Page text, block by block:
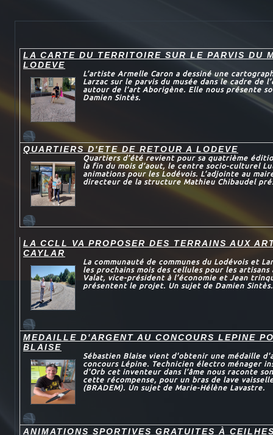
LA CARTE DU TERRITOIRE SUR LE PARVIS DU
LODEVE
L’artiste Armelle Caron a dessiné une
Larzac sur le parvis du musée dans le cadre de
autour de l’art Aborigène. Elle nous présente
Damien Sintès.
QUARTIERS D'ETE DE RETOUR A LODEVE
Quartiers d’été revient pour sa quatrième
la fin du mois d’aout, le centre socio-culturel
animations pour les Lodévois. L’adjointe au
directeur de la structure Mathieu Chibaudel
LA CCLL VA PROPOSER DES TERRAINS AUX
CAYLAR
La communauté de communes du Lodévois et
les prochains mois des cellules pour les artisans
Valat, vice-président à l’économie et Jean
présentent le projet. Un sujet de Damien Sintès.
MEDAILLE D'ARGENT AU CONCOURS LEPINE
BLAISE
Sébastien Blaise vient d'obtenir une médaille
concours Lépine. Technicien électro ménager
d'Orb cet inventeur dans l’âme nous raconte
cette récompense, pour un bras de lave
(BRADEM). Un sujet de Marie-Hélène Lavastre.
ANIMATIONS SPORTIVES GRATUITES À